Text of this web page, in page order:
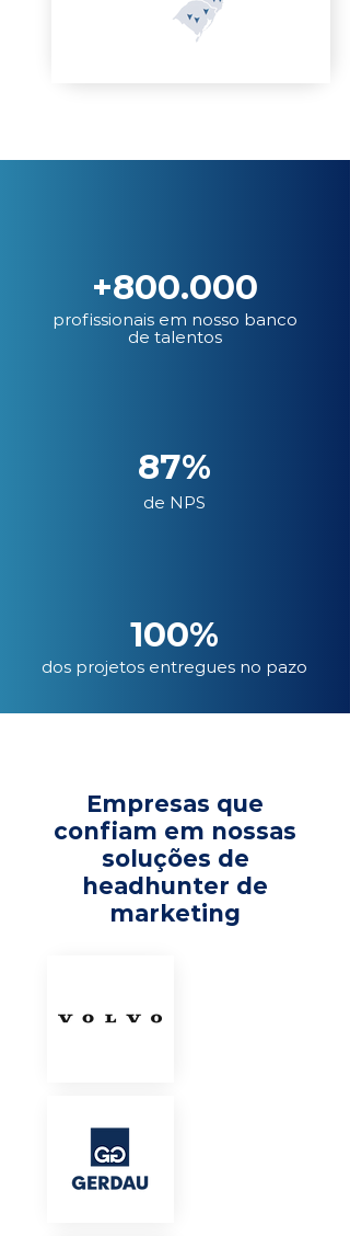
+800.000
profissionais em nosso banco
de talentos
87%
de NPS
100%
dos projetos entregues no pazo
Empresas que
confiam em nossas
soluções de
headhunter de
marketing